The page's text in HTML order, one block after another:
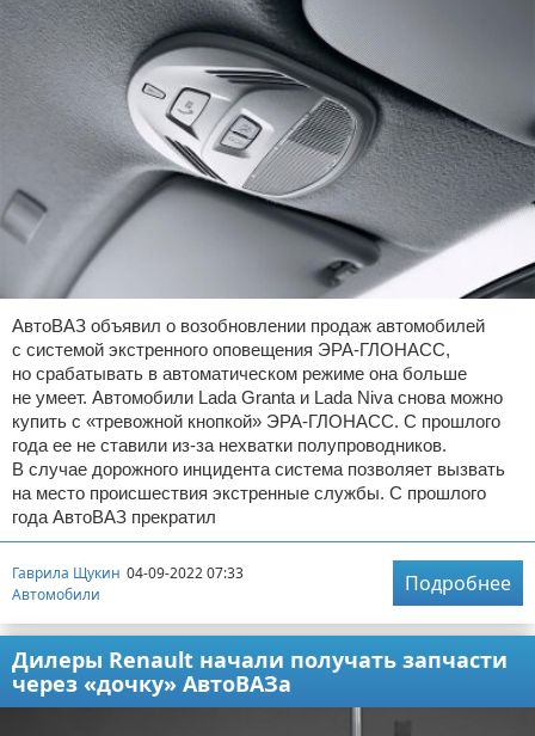
АвтоВАЗ объявил о возобновлении продаж автомобилей
с системой экстренного оповещения ЭРА-ГЛОНАСС,
но срабатывать в автоматическом режиме она больше
не умеет. Автомобили Lada Granta и Lada Niva снова можно
купить с «тревожной кнопкой» ЭРА-ГЛОНАСС. С прошлого
года ее не ставили из-за нехватки полупроводников.
В случае дорожного инцидента система позволяет вызвать
на место происшествия экстренные службы. С прошлого
года АвтоВАЗ прекратил
Гаврила Щукин 04-09-2022 07:33
Автомобили
Подробнее
Дилеры Renault начали получать запчасти
через «дочку» АвтоВАЗа